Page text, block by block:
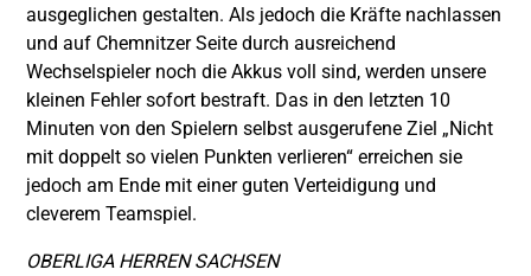
ausgeglichen gestalten. Als jedoch die Kräfte nachlassen
und auf Chemnitzer Seite durch ausreichend
Wechselspieler noch die Akkus voll sind, werden unsere
kleinen Fehler sofort bestraft. Das in den letzten 10
Minuten von den Spielern selbst ausgerufene Ziel „Nicht
mit doppelt so vielen Punkten verlieren“ erreichen sie
jedoch am Ende mit einer guten Verteidigung und
cleverem Teamspiel.
OBERLIGA HERREN SACHSEN